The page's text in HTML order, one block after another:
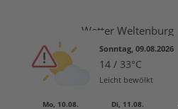
Wetter Weltenburg
Sonntag, 09.08.2026
14 / 33°C
Leicht bewölkt
Mo, 10.08. Di, 11.08.